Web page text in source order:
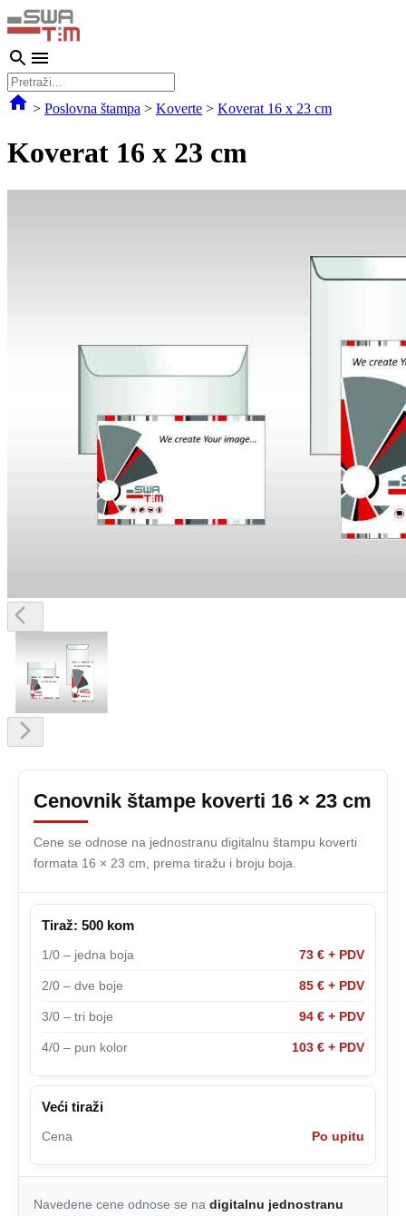
> Poslovna štampa > Koverte > Koverat 16 x 23 cm
Koverat 16 x 23 cm
Cenovnik štampe koverti 16 × 23 cm
Cene se odnose na jednostranu digitalnu štampu koverti
formata 16 × 23 cm, prema tiražu i broju boja.
Tiraž: 500 kom
1/0 – jedna boja 73 € + PDV
2/0 – dve boje 85 € + PDV
3/0 – tri boje 94 € + PDV
4/0 – pun kolor 103 € + PDV
Veći tiraži
Cena Po upitu
Navedene cene odnose se na digitalnu jednostranu